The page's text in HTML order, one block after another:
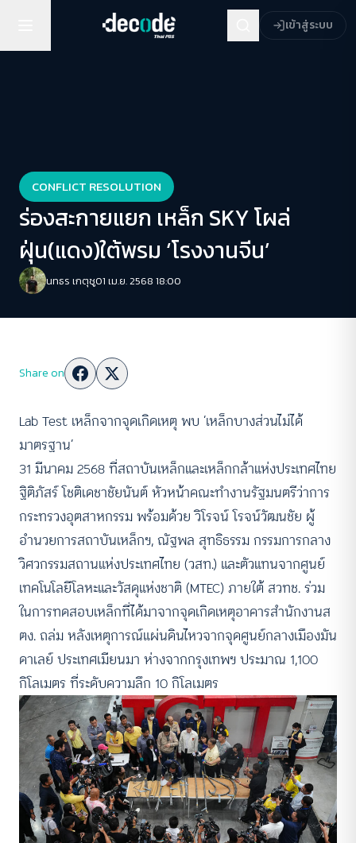
เข้าสู่ระบบ
CONFLICT RESOLUTION
ร่องสะกายแยก เหล็ก SKY โผล่
ฝุ่น(แดง)ใต้พรม ‘โรงงานจีน’
นทธร เกตุชู01 เม.ย. 2568 18:00
Share on
Lab Test เหล็กจากจุดเกิดเหตุ พบ ‘เหล็กบางส่วนไม่ได้
มาตรฐาน’
31 มีนาคม 2568 ที่สถาบันเหล็กและเหล็กกล้าแห่งประเทศไทย
ฐิติภัสร์ โชติเดชาชัยนันต์ หัวหน้าคณะทำงานรัฐมนตรีว่าการ
กระทรวงอุตสาหกรรม พร้อมด้วย วิโรจน์ โรจน์วัฒนชัย ผู้
อำนวยการสถาบันเหล็กฯ, ณัฐพล สุทธิธรรม กรรมการกลาง
วิศวกรรมสถานแห่งประเทศไทย (วสท.) และตัวแทนจากศูนย์
เทคโนโลยีโลหะและวัสดุแห่งชาติ (MTEC) ภายใต้ สวทช. ร่วม
ในการทดสอบเหล็กที่ได้มาจากจุดเกิดเหตุอาคารสำนักงานส
ตง. ถล่ม หลังเหตุการณ์แผ่นดินไหวจากจุดศูนย์กลางเมืองมัน
ดาเลย์ ประเทศเมียนมา ห่างจากกรุงเทพฯ ประมาณ 1,100
กิโลเมตร ที่ระดับความลึก 10 กิโลเมตร